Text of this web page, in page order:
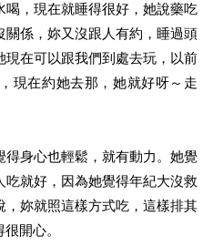
，現在就睡得很好，她說藥吃
係，妳又沒跟人有約，睡過頭
在可以跟我們到處去玩，以前
現在約她去那，她就好呀～走
身心也輕鬆，就有動力。她覺
就好，因為她覺得年紀大沒救
妳就照這樣方式吃，這樣排其
開心。